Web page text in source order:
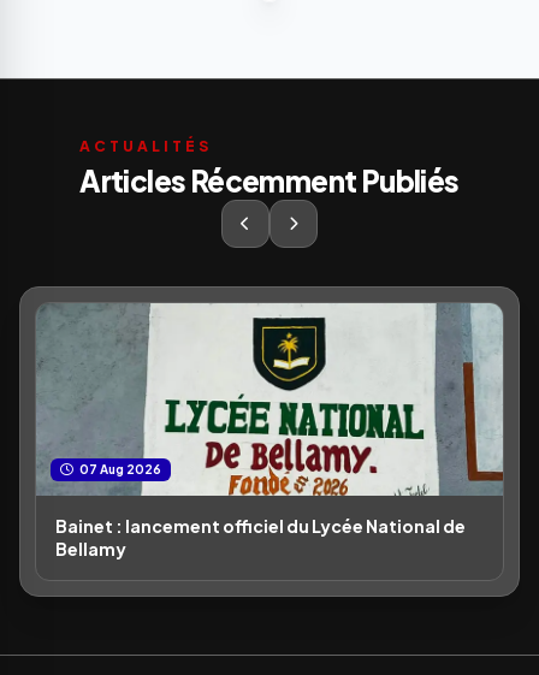
ACTUALITÉS
Articles Récemment Publiés
07 Aug 2026
Bainet : lancement officiel du Lycée National de
Bellamy